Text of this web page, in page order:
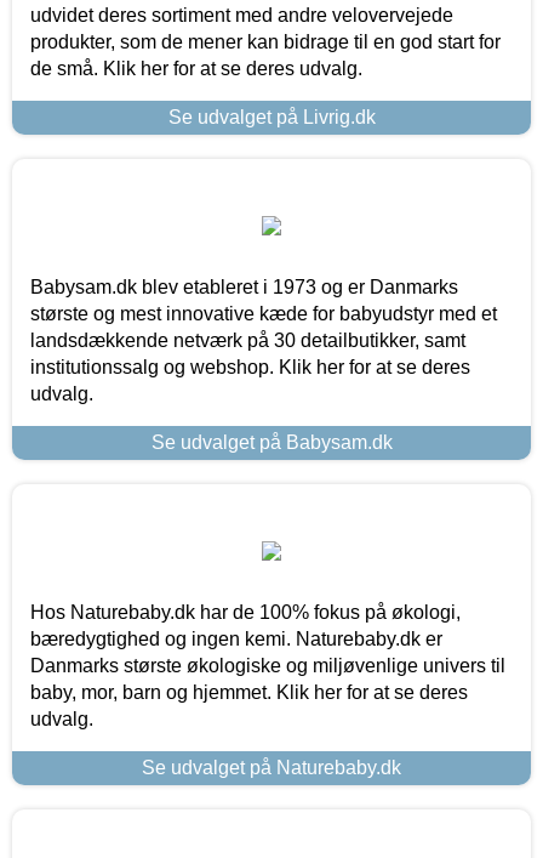
udvidet deres sortiment med andre velovervejede
produkter, som de mener kan bidrage til en god start for
de små. Klik her for at se deres udvalg.
Se udvalget på Livrig.dk
Babysam.dk blev etableret i 1973 og er Danmarks
største og mest innovative kæde for babyudstyr med et
landsdækkende netværk på 30 detailbutikker, samt
institutionssalg og webshop. Klik her for at se deres
udvalg.
Se udvalget på Babysam.dk
Hos Naturebaby.dk har de 100% fokus på økologi,
bæredygtighed og ingen kemi. Naturebaby.dk er
Danmarks største økologiske og miljøvenlige univers til
baby, mor, barn og hjemmet. Klik her for at se deres
udvalg.
Se udvalget på Naturebaby.dk